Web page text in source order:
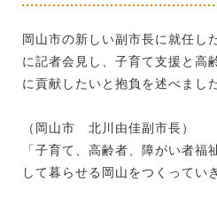
岡山市の新しい副市長に就任し
に記者会見し、子育て支援と高
に貢献したいと抱負を述べました
（岡山市 北川由佳副市長）
「子育て、高齢者、障がい者福
して暮らせる岡山をつくってい